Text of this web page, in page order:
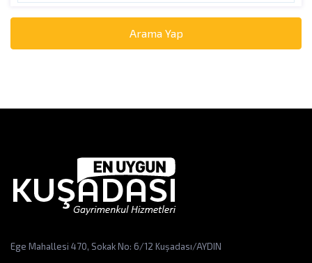
Arama Yap
Ege Mahallesi 470, Sokak No: 6/12 Kuşadası/AYDIN